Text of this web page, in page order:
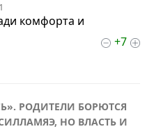
комфорта и
+7
РОДИТЕЛИ БОРЮТСЯ
НО ВЛАСТЬ И